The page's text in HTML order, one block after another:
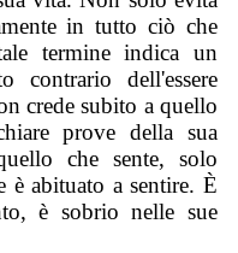
in tutto ciò che
termine indica un
contrario dell'essere
crede subito a quello
prove della sua
che sente, solo
è abituato a sentire. È
è sobrio nelle sue